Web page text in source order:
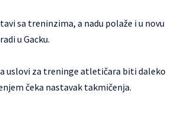
sa treninzima, a nadu polaže i u novu
u Gacku.
uslovi za treninge atletičara biti daleko
čeka nastavak takmičenja.